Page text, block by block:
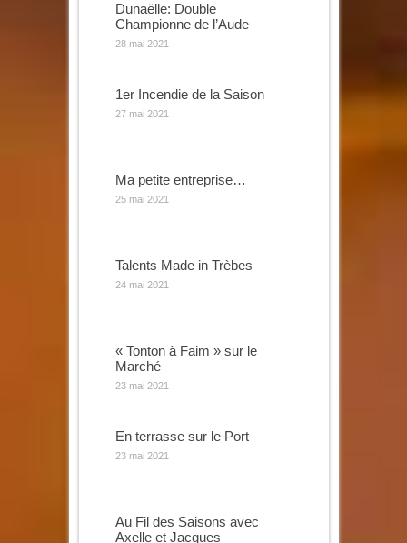
Dunaëlle: Double
Championne de l’Aude
28 mai 2021
1er Incendie de la Saison
27 mai 2021
Ma petite entreprise…
25 mai 2021
Talents Made in Trèbes
24 mai 2021
« Tonton à Faim » sur le
Marché
23 mai 2021
En terrasse sur le Port
23 mai 2021
Au Fil des Saisons avec
Axelle et Jacques